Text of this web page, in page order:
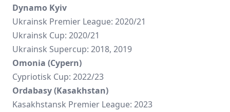
Dynamo Kyiv
Ukrainsk Premier League: 2020/21
Ukrainsk Cup: 2020/21
Ukrainsk Supercup: 2018, 2019
Omonia (Cypern)
Cypriotisk Cup: 2022/23
Ordabasy (Kasakhstan)
Kasakhstansk Premier League: 2023